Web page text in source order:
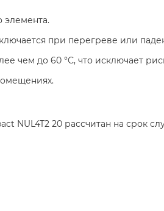
элемента.
при перегреве или
чем до 60 °C, что исключает
20 рассчитан на срок